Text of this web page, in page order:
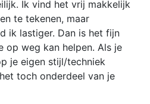
Ik vind het vrij makkelijk
te tekenen, maar
ik lastiger. Dan is het fijn
op weg kan helpen. Als je
je eigen stijl/techniek
toch onderdeel van je